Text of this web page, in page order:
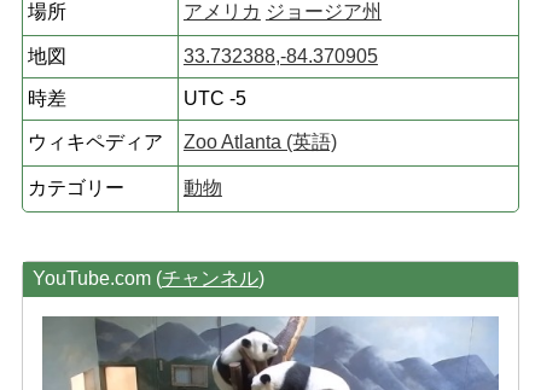
場所 アメリカ ジョージア州
地図 33.732388,-84.370905
時差 UTC -5
ウィキペディア Zoo Atlanta (英語)
カテゴリー 動物
YouTube.com (チャンネル)